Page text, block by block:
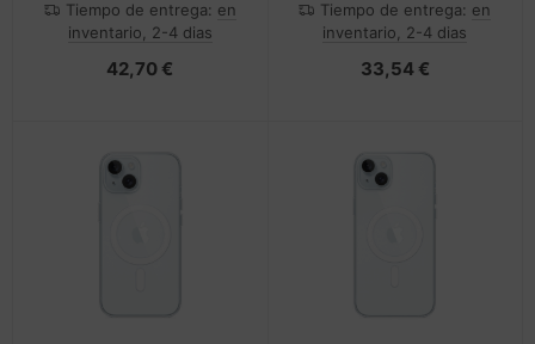
Tiempo de entrega: en
inventario, 2-4 dias
42,70 €
Tiempo de entrega: en
inventario, 2-4 dias
33,54 €